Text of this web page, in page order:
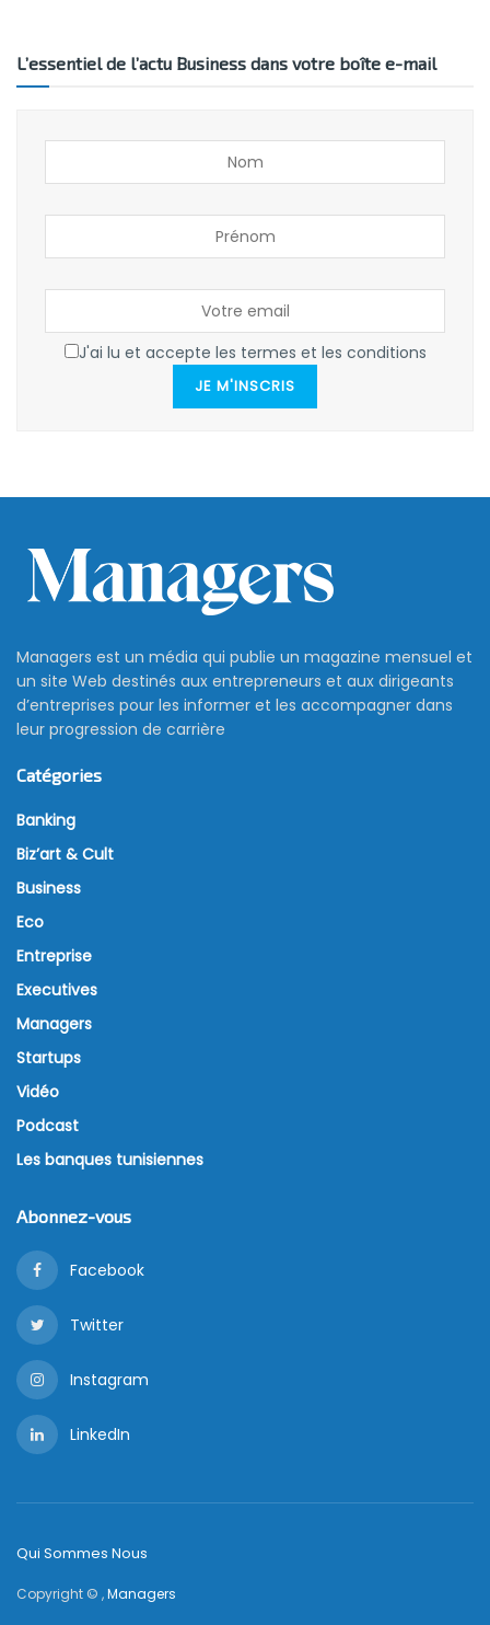
L’essentiel de l’actu Business dans votre boîte e-mail
J'ai lu et accepte les termes et les conditions
JE M'INSCRIS
Managers est un média qui publie un magazine mensuel et
un site Web destinés aux entrepreneurs et aux dirigeants
d’entreprises pour les informer et les accompagner dans
leur progression de carrière
Catégories
Banking
Biz’art & Cult
Business
Eco
Entreprise
Executives
Managers
Startups
Vidéo
Podcast
Les banques tunisiennes
Abonnez-vous
Facebook
Twitter
Instagram
LinkedIn
Qui Sommes Nous
Copyright © ,Managers